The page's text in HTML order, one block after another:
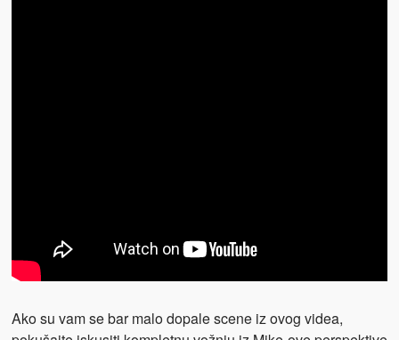
Ako su vam se bar malo dopale scene iz ovog videa,